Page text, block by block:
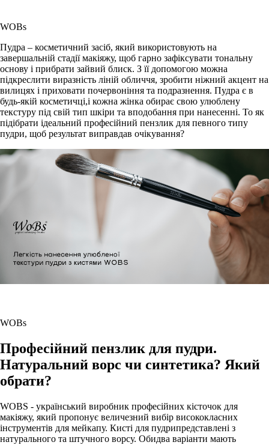
WOBs
Пудра – косметичний засіб, який використовують на
завершальній стадії макіяжу, щоб гарно зафіксувати тональну
основу і прибрати зайвий блиск. З її допомогою можна
підкреслити виразність ліній обличчя, зробити ніжний акцент на
вилицях і приховати почервоніння та подразнення. Пудра є в
будь-якій косметичці,і кожна жінка обирає свою улюблену
текстуру під свій тип шкіри та вподобання при нанесенні. То як
підібрати ідеальний професійний пензлик для певного типу
пудри, щоб результат виправдав очікування?
WOBs
Професійний пензлик для пудри.
Натуральний ворс чи синтетика? Який
обрати?
WOBS - український виробник професійних кісточок для
макіяжу, який пропонує величезний вибір висококласних
інструментів для мейкапу. Кисті для пудрипредставлені з
натурального та штучного ворсу. Обидва варіанти мають